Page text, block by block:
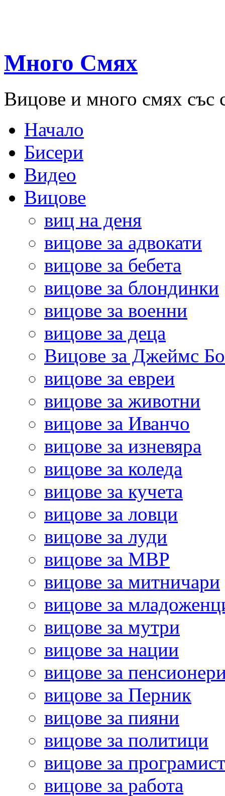
Много Смях
Вицове и много смях със
Начало
Бисери
Видео
Вицове
виц на деня
вицове за адвокати
вицове за бебета
вицове за блондинки
вицове за военни
вицове за деца
Вицове за Джеймс
вицове за евреи
вицове за животни
вицове за Иванчо
вицове за изневяра
вицове за коледа
вицове за кучета
вицове за ловци
вицове за луди
вицове за МВР
вицове за митничари
вицове за
вицове за мутри
вицове за нации
вицове за
вицове за Перник
вицове за пияни
вицове за политици
вицове за
вицове за работа